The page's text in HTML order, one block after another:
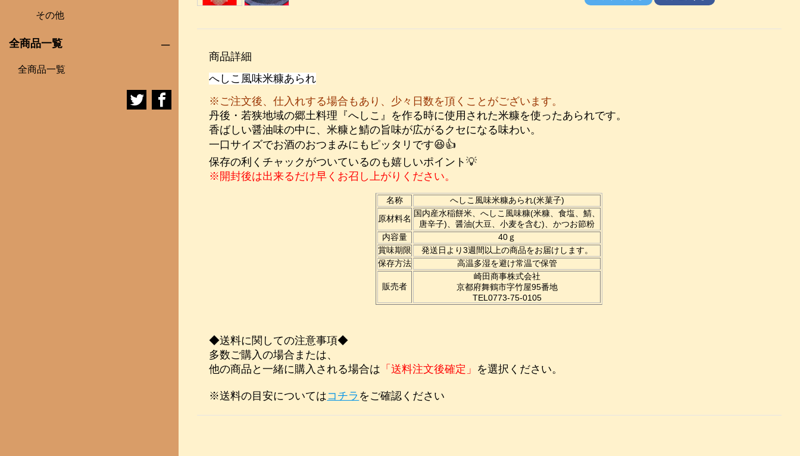
その他
全商品一覧
全商品一覧
商品詳細
へしこ風味米糠あられ
※ご注文後、仕入れする場合もあり、少々日数を頂くことがございます。
丹後・若狭地域の郷土料理『へしこ』を作る時に使用された米糠を使ったあられです。
香ばしい醤油味の中に、米糠と鯖の旨味が広がるクセになる味わい。
一口サイズでお酒のおつまみにもピッタリです😆👍
保存の利くチャックがついているのも嬉しいポイント💡
※開封後は出来るだけ早くお召し上がりください。
名称
へしこ風味米糠あられ(米菓子)
原材料名
国内産水稲餅米、へしこ風味糠(米糠、食塩、鯖、
唐辛子)、醤油(大豆、小麦を含む)、かつお節粉
内容量
40ｇ
賞味期限
発送日より3週間以上の商品をお届けします。
保存方法
高温多湿を避け常温で保管
販売者
崎田商事株式会社
京都府舞鶴市字竹屋95番地
TEL0773-75-0105
◆送料に関しての注意事項◆
多数ご購入の場合または、
他の商品と一緒に購入される場合は 「送料注文後確定」 を選択ください。
※送料の目安についてはコチラ をご確認ください